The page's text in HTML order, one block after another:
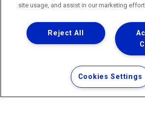
·http://
Uma empresa
Copyright ® 2026 - Todos os
Termos Gerais de Uso de Sites e
Política de Privacidade e
site usage, and assist in our marketing
Reject All
Cookies Settings